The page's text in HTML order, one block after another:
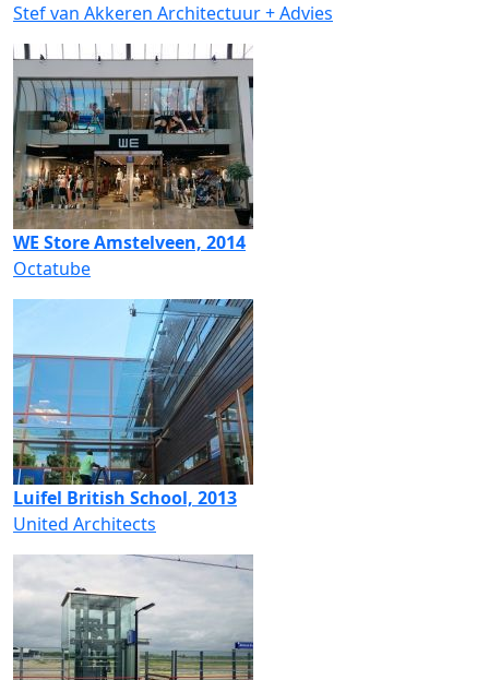
Stef van Akkeren Architectuur + Advies
WE Store Amstelveen, 2014
Octatube
Luifel British School, 2013
United Architects